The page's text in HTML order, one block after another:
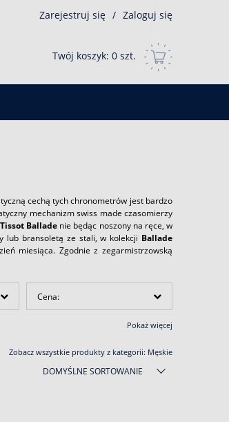
Zarejestruj się / Zaloguj się
Twój koszyk: 0 szt.
cechą tych chronometrów jest bardzo
mechanizm swiss made czasomierzy
Tissot Ballade nie będąc noszony na ręce, w
lub bransoletą ze stali, w kolekcji Ballade
miesiąca. Zgodnie z zegarmistrzowską
Cena:
Pokaż więcej
Zobacz wszystkie produkty z kategorii: Męskie
DOMYŚLNE SORTOWANIE